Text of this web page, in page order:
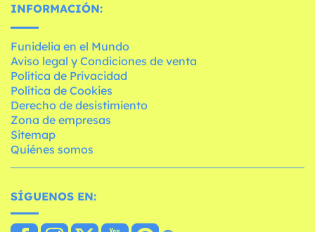
INFORMACIÓN:
Funidelia en el Mundo
Aviso legal y Condiciones de venta
Política de Privacidad
Política de Cookies
Derecho de desistimiento
Zona de empresas
Sitemap
Quiénes somos
SÍGUENOS EN: